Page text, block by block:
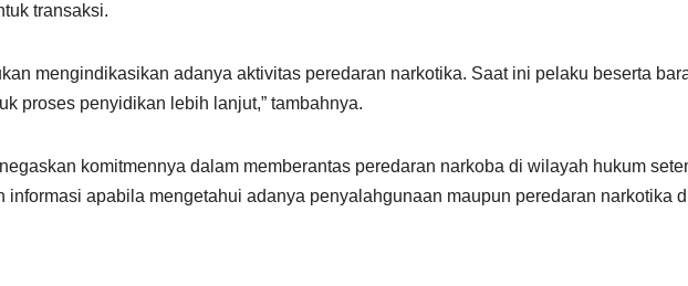
transaksi.
mengindikasikan adanya aktivitas peredaran narkotika. Saat ini pelaku beserta
proses penyidikan lebih lanjut,” tambahnya.
komitmennya dalam memberantas peredaran narkoba di wilayah hukum
informasi apabila mengetahui adanya penyalahgunaan maupun peredaran narkotika